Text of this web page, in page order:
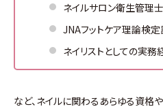
ネイルサロン衛生管理士
JNAフットケア理論検
ネイリストとしての実務
など、ネイルに関わるあらゆる資格